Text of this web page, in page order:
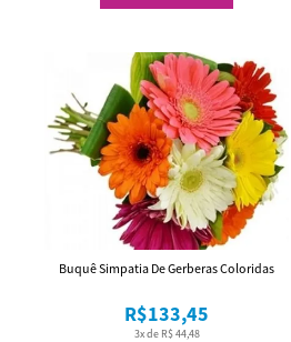
3x de R$ 44,48
R$133,45
Buquê Simpatia De Gerberas Coloridas